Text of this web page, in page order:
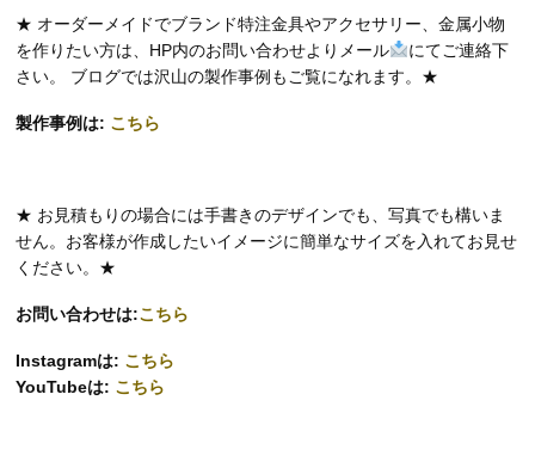
★ オーダーメイドでブランド特注金具やアクセサリー、金属小物
を作りたい方は、HP内のお問い合わせよりメール
にてご連絡下
さい。 ブログでは沢山の製作事例もご覧になれます。★
製作事例は: こちら
★ お見積もりの場合には手書きのデザインでも、写真でも構いま
せん。お客様が作成したいイメージに簡単なサイズを入れてお見せ
ください。★
お問い合わせは:こちら
Instagramは: こちら
YouTubeは: こちら